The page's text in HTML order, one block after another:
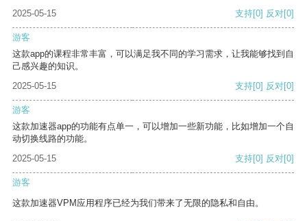
2025-05-15
支持[0] 反对[0]
游客
这款app的课程非常丰富，可以满足我不同的学习需求，让我能够找到自
己感兴趣的知识。
2025-05-15
支持[0] 反对[0]
游客
这款加速器app的功能有点单一，可以增加一些新功能，比如增加一个自
动切换线路的功能。
2025-05-15
支持[0] 反对[0]
游客
这款加速器VPM应用程序已经为我们带来了无限的隐私和自由。